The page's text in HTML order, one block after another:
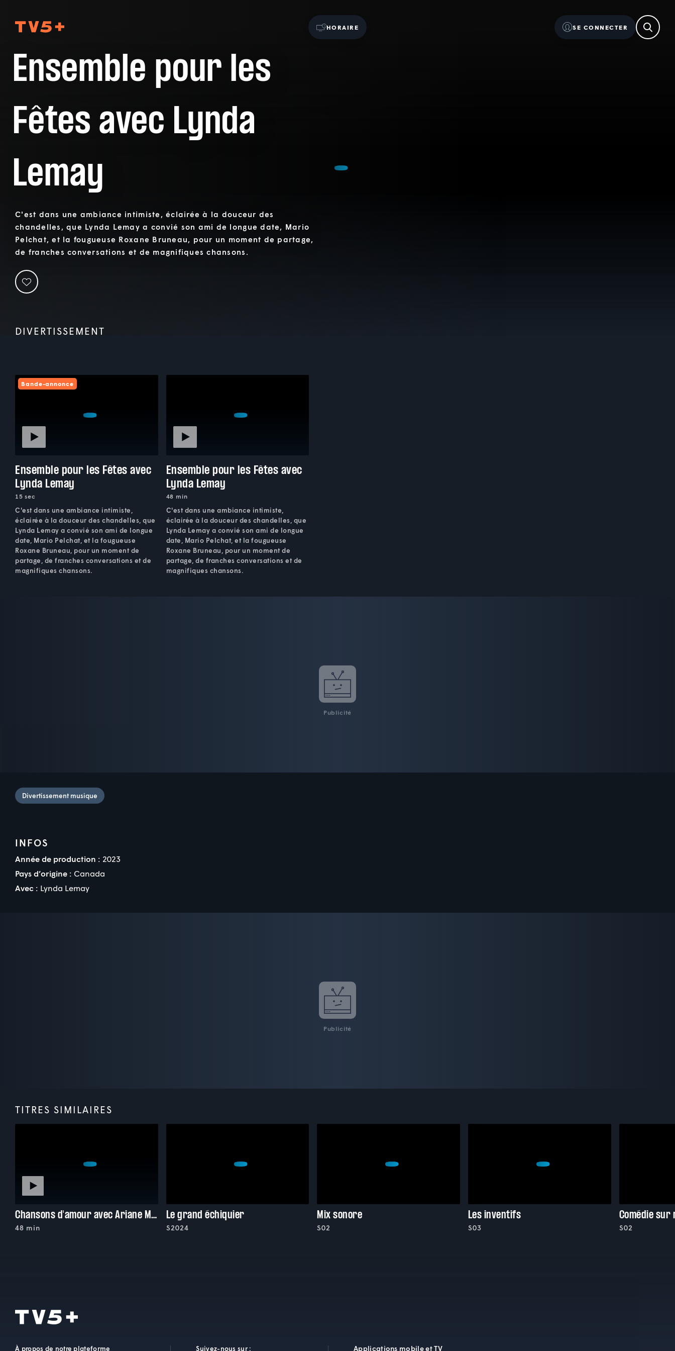
HORAIRE SE CONNECTER
Ensemble pour les
Fêtes avec Lynda
Lemay
C'est dans une ambiance intimiste, éclairée à la douceur des
chandelles, que Lynda Lemay a convié son ami de longue date, Mario
Pelchat, et la fougueuse Roxane Bruneau, pour un moment de partage,
de franches conversations et de magnifiques chansons.
DIVERTISSEMENT
Bande-annonce
Ensemble pour les Fêtes avec
Lynda Lemay
15 sec
C'est dans une ambiance intimiste,
éclairée à la douceur des chandelles, que
Lynda Lemay a convié son ami de longue
date, Mario Pelchat, et la fougueuse
Roxane Bruneau, pour un moment de
partage, de franches conversations et de
magnifiques chansons.
Ensemble pour les Fêtes avec
Lynda Lemay
48 min
C'est dans une ambiance intimiste,
éclairée à la douceur des chandelles, que
Lynda Lemay a convié son ami de longue
date, Mario Pelchat, et la fougueuse
Roxane Bruneau, pour un moment de
partage, de franches conversations et de
magnifiques chansons.
Publicité
Divertissement musique
INFOS
Année de production : 2023
Pays d’origine : Canada
Avec : Lynda Lemay
Publicité
TITRES SIMILAIRES
Chansons d'amour avec Ariane Moffatt
48 min
Le grand échiquier
S2024
Mix sonore
S02
Les inventifs
S03
Comédie sur
S02
À propos de notre plateforme Suivez-nous sur : Applications mobile et TV